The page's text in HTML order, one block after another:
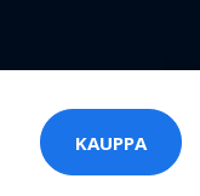
KAUPPA